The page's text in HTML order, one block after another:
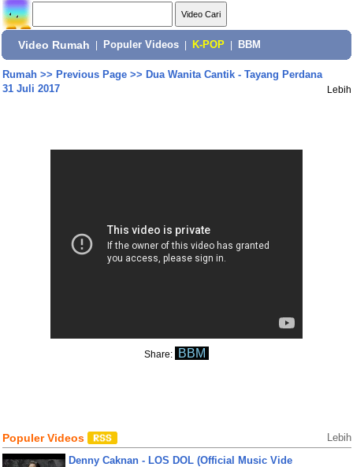
Video Rumah Populer Videos K-POP BBM
Rumah>> Previous Page>> Dua Wanita Cantik - Tayang Perdana
31 Juli 2017
Lebih
Share: BBM
Populer Videos Lebih
Denny Caknan - LOS DOL (Official Music Vide